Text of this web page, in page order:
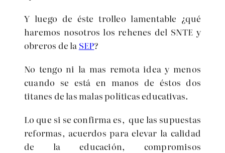
Y luego de éste trolleo lamentable ¿qué
haremos nosotros los rehenes del SNTE y
obreros de la SEP?
No tengo ni la mas remota idea y menos
cuando se está en manos de éstos dos
titanes de las malas políticas educativas.
Lo que si se confirma es, que las supuestas
reformas, acuerdos para elevar la calidad
de la educación, compromisos